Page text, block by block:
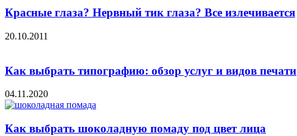
Красные глаза? Нервный тик глаза? Все излечивается
20.10.2011
Как выбрать типографию: обзор услуг и видов печати
04.11.2020
Как выбрать шоколадную помаду под цвет лица